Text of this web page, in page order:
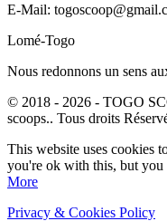
E-Mail:
Lomé-Togo
Nous redonnons un sens
© 2018 - 2026 - TOGO
scoops.. Tous droits
This website uses cookies
you're ok with this, but
More
Privacy & Cookies Policy